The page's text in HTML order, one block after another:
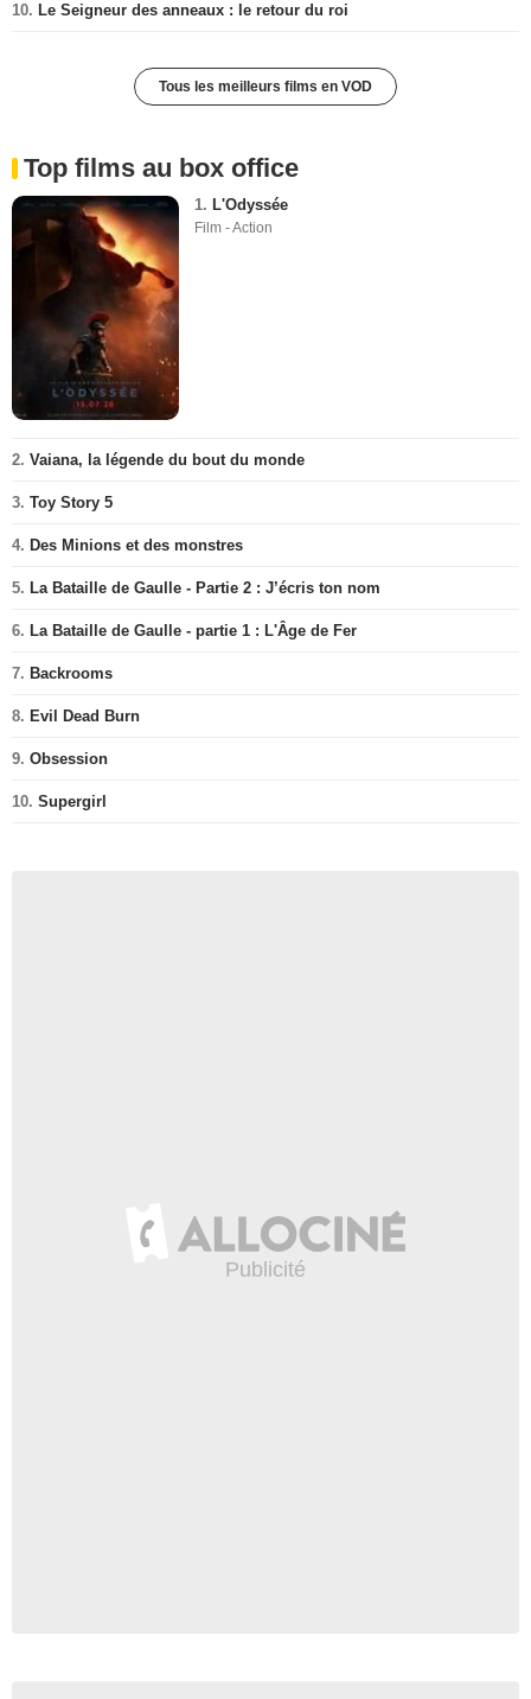
10. Le Seigneur des anneaux : le retour du roi
Tous les meilleurs films en VOD
Top films au box office
1. L'Odyssée
Film - Action
2. Vaiana, la légende du bout du monde
3. Toy Story 5
4. Des Minions et des monstres
5. La Bataille de Gaulle - Partie 2 : J’écris ton nom
6. La Bataille de Gaulle - partie 1 : L'Âge de Fer
7. Backrooms
8. Evil Dead Burn
9. Obsession
10. Supergirl